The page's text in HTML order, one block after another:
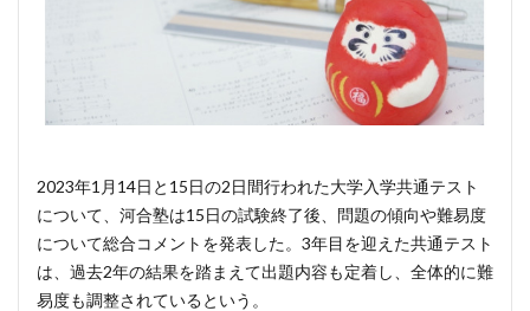
2023年1月14日と15日の2日間行われた大学入学共通テスト
について、河合塾は15日の試験終了後、問題の傾向や難易度
について総合コメントを発表した。3年目を迎えた共通テスト
は、過去2年の結果を踏まえて出題内容も定着し、全体的に難
易度も調整されているという。